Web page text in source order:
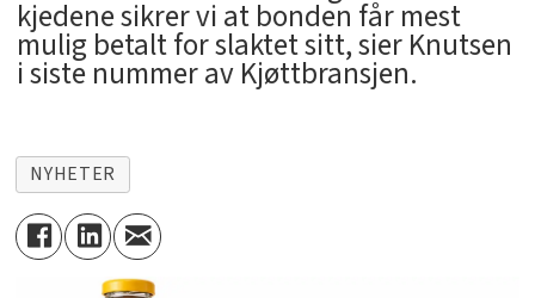
kjedene sikrer vi at bonden får mest
mulig betalt for slaktet sitt, sier Knutsen
i siste nummer av Kjøttbransjen.
NYHETER